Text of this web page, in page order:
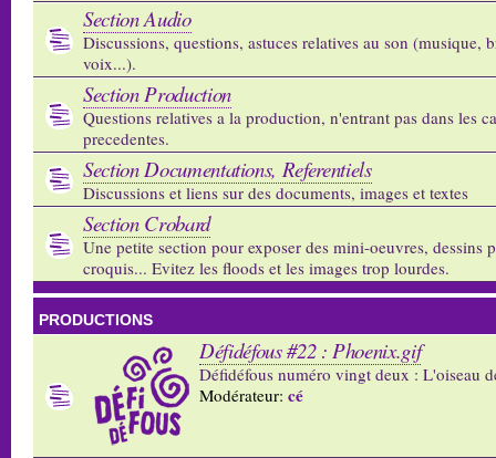
Section Audio
Discussions, questions, astuces relatives au son (musique,
voix...).
Section Production
Questions relatives a la production, n'entrant pas dans les
precedentes.
Section Documentations, Referentiels
Discussions et liens sur des documents, images et textes
Section Crobard
Une petite section pour exposer des mini-oeuvres, dessins
croquis... Evitez les floods et les images trop lourdes.
PRODUCTIONS
Défidéfous #22 : Phoenix.gif
Défidéfous numéro vingt deux : L'oiseau
Modérateur: cé